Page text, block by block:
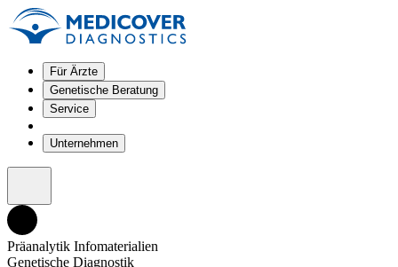
Für Ärzte
Genetische Beratung
Service
Unternehmen
Präanalytik Infomaterialien
Genetische Diagnostik